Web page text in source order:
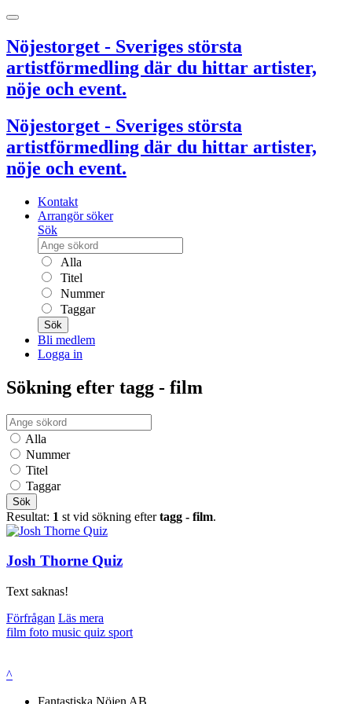
Nöjestorget - Sveriges största
artistförmedling där du hittar artister,
nöje och event.
Nöjestorget - Sveriges största
artistförmedling där du hittar artister,
nöje och event.
Kontakt
Arrangör söker
Sök
Alla
Titel
Nummer
Taggar
Sök
Bli medlem
Logga in
Sökning efter tagg - film
Alla
Nummer
Titel
Taggar
Sök
Resultat: 1 st vid sökning eftertagg - film.
Josh Thorne Quiz
Text saknas!
Förfrågan Läs mera
film foto music quiz sport
^
Fantastiska Nöjen AB